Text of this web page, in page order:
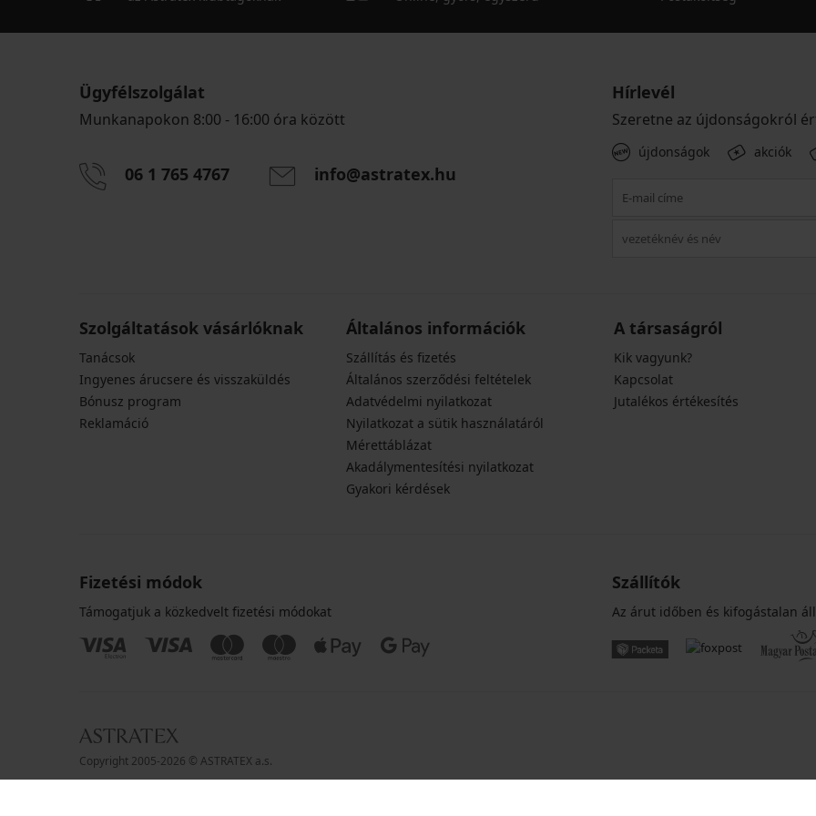
Ügyfélszolgálat
Munkanapokon 8:00 - 16:00 óra között
06 1 765 4767 info@astratex.hu
Hírlevél
Szeretne az újdonságokról
újdonságok akciók
Szolgáltatások vásárlóknak
Tanácsok
Ingyenes árucsere és visszaküldés
Bónusz program
Reklamáció
Általános információk
Szállítás és fizetés
Általános szerződési feltételek
Adatvédelmi nyilatkozat
Nyilatkozat a sütik használatáról
Mérettáblázat
Akadálymentesítési nyilatkozat
Gyakori kérdések
A társaságról
Kik vagyunk?
Kapcsolat
Jutalékos értékesítés
Fizetési módok
Támogatjuk a közkedvelt fizetési módokat
Szállítók
Az árut időben és kifogástalan
Copyright 2005-2026 © ASTRATEX a.s.